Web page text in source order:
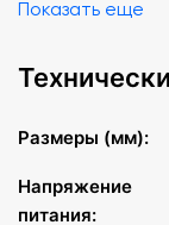
12.4.113, ГОСТ
Показать еще
Размеры (мм):
Напряжение
питания: